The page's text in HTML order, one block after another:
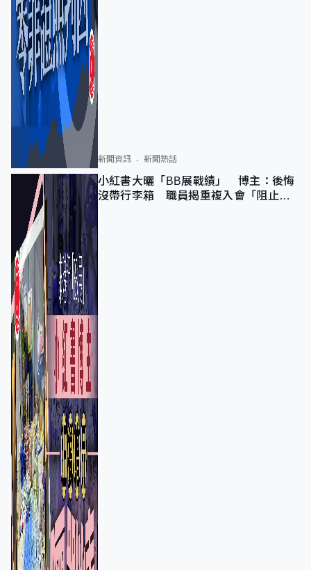
新聞資訊 新聞熱話
小紅書大曬「BB展戰績」 博主：後悔
沒帶行李箱 職員揭重複入會「阻止唔